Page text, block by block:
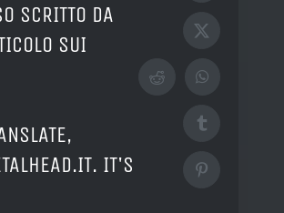
SCRITTO DA
SUI
IT'S
X
RedditWhatsApp
Tumblr
Pinterest